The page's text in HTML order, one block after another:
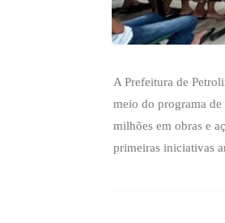
A Prefeitura de
meio do programa
milhões em obras e
primeiras iniciativas